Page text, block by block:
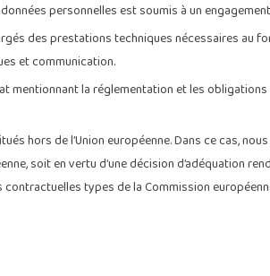
personnelles est soumis à un
des prestations techniques nécessaires au
et communication.
la réglementation et les
hors de l’Union européenne. Dans ce cas,
soit en vertu d’une décision d’adéquation
types de la Commission